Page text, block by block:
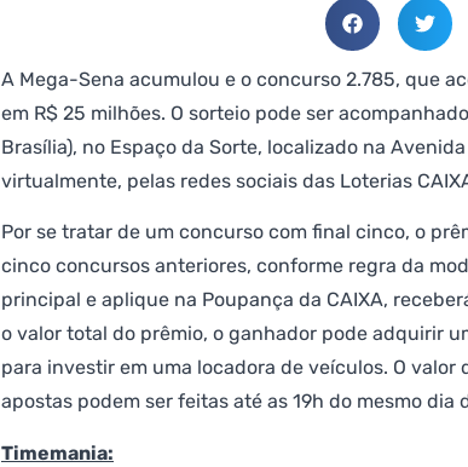
A Mega-Sena acumulou e o concurso 2.785, que
em R$ 25 milhões. O sorteio pode ser
Brasília), no Espaço da Sorte, localizado na
virtualmente, pelas redes sociais das Loterias
Por se tratar de um concurso com final cinco, o
cinco concursos anteriores, conforme regra da
principal e aplique na Poupança da CAIXA,
o valor total do prêmio, o ganhador pode adquirir
para investir em uma locadora de veículos. O valor
apostas podem ser feitas até as 19h do mesmo dia
Timemania: